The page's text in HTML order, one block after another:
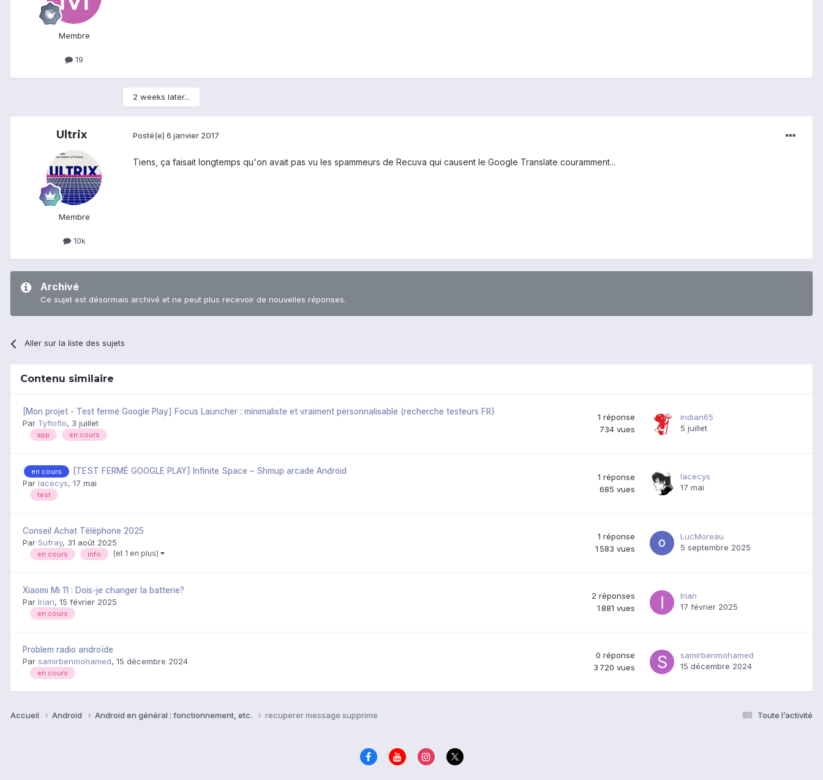
Membre
19
2 weeks later...
Ultrix
Membre
10k
Posté(e) 6 janvier 2017
Tiens, ça faisait longtemps qu'on avait pas vu les spammeurs de Recuva qui causent le Google Translate couramment...
Archivé
Ce sujet est désormais archivé et ne peut plus recevoir de nouvelles réponses.
Aller sur la liste des sujets
Contenu similaire
[Mon projet - Test fermé Google Play] Focus Launcher : minimaliste et vraiment personnalisable (recherche testeurs FR)
Par Tyfloflo, 3 juillet
app en cours
1 réponse
734 vues
indian65
5 juillet
en cours
[TEST FERMÉ GOOGLE PLAY] Infinite Space – Shmup arcade Android
Par lacecys, 17 mai
test
1 réponse
685 vues
lacecys
17 mai
Conseil Achat Téléphone 2025
Par Sufray, 31 août 2025
en cours info (et 1 en plus)
1 réponse
1 583 vues
LucMoreau
5 septembre 2025
Xiaomi Mi 11 : Dois-je changer la batterie?
Par Irian, 15 février 2025
en cours
2 réponses
1 881 vues
Irian
17 février 2025
Problem radio androïde
Par samirbenmohamed, 15 décembre 2024
en cours
0 réponse
3 720 vues
samirbenmohamed
15 décembre 2024
Toute l’activité
Accueil Android Android en général : fonctionnement, etc. recuperer message supprime